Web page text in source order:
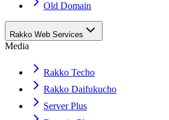
Old Domain
Rakko Web Services
Media
Rakko Techo
Rakko Daifukucho
Server Plus